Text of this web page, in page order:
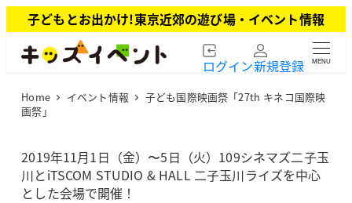
イ
子どもとお出かけ!東京近郊の遊び場・イベント情報
ログイン新規登録 MENU
Home イベント情報
子ども国際映画祭「27th キネコ国際映
画祭」
2019年11月1日（金）〜5日（火）109シネマズ二子玉
川とiTSCOM STUDIO & HALL 二子玉川ライズを中心
とした会場で開催！